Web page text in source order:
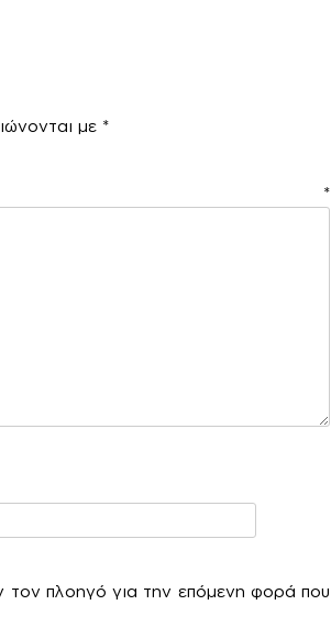
με *
*
τον πλοηγό για την επόμενη φορά που